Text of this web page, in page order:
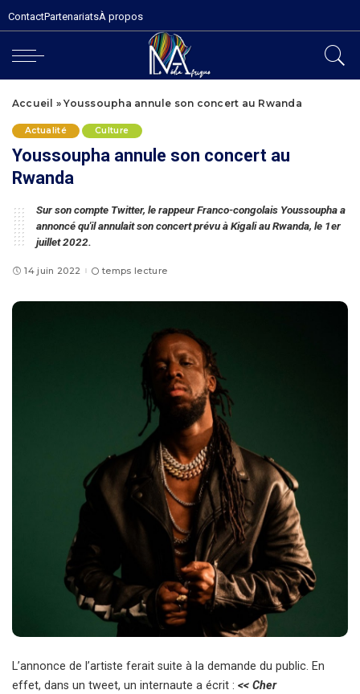
ContactPartenariatsÀ propos
Accueil »Youssoupha annule son concert au Rwanda
Actualité Culture
Youssoupha annule son concert au
Rwanda
Sur son compte Twitter, le rappeur Franco-congolais Youssoupha a
annoncé qu'il annulait son concert prévu à Kigali au Rwanda, le 1er
juillet 2022.
14 juin 2022 temps lecture
L’annonce de l’artiste ferait suite à la demande du public. En
effet, dans un tweet, un internaute a écrit : << Cher